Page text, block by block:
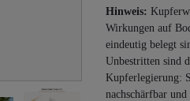
Hinweis:
Wirkungen auf
eindeutig belegt
Unbestritten sind
Kupferlegierung:
nachschärfbar